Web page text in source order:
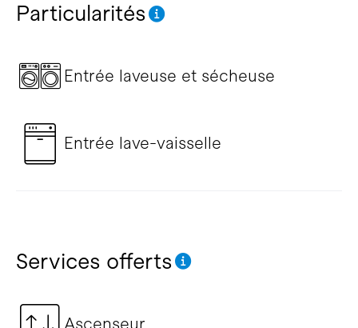
Particularités
Entrée laveuse et sécheuse
Entrée lave-vaisselle
Services offerts
Ascenseur